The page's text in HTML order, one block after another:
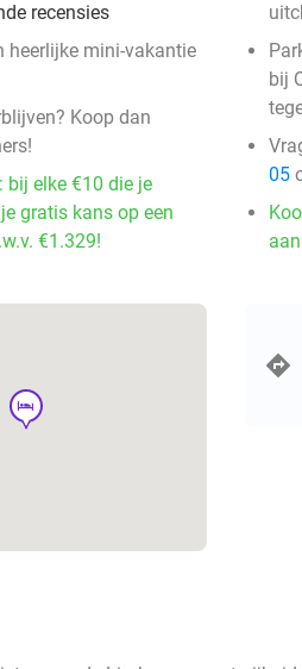
recensies
heerlijke mini-vakantie
Koop dan
bij elke €10 die je
gratis kans op een
€1.329!
bij
05
hotel